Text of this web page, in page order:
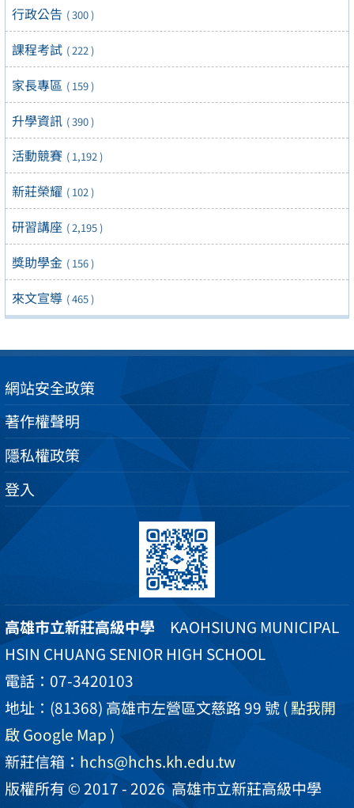
行政公告 ( 300 )
課程考試 ( 222 )
家長專區 ( 159 )
升學資訊 ( 390 )
活動競賽 ( 1,192 )
新莊榮耀 ( 102 )
研習講座 ( 2,195 )
獎助學金 ( 156 )
來文宣導 ( 465 )
網站安全政策
著作權聲明
隱私權政策
登入
高雄市立新莊高級中學 KAOHSIUNG MUNICIPAL
HSIN CHUANG SENIOR HIGH SCHOOL
電話：07-3420103
地址：(81368) 高雄市左營區文慈路 99 號( 點我開
啟 Google Map )
新莊信箱： hchs@hchs.kh.edu.tw
版權所有 © 2017 - 2026高雄市立新莊高級中學